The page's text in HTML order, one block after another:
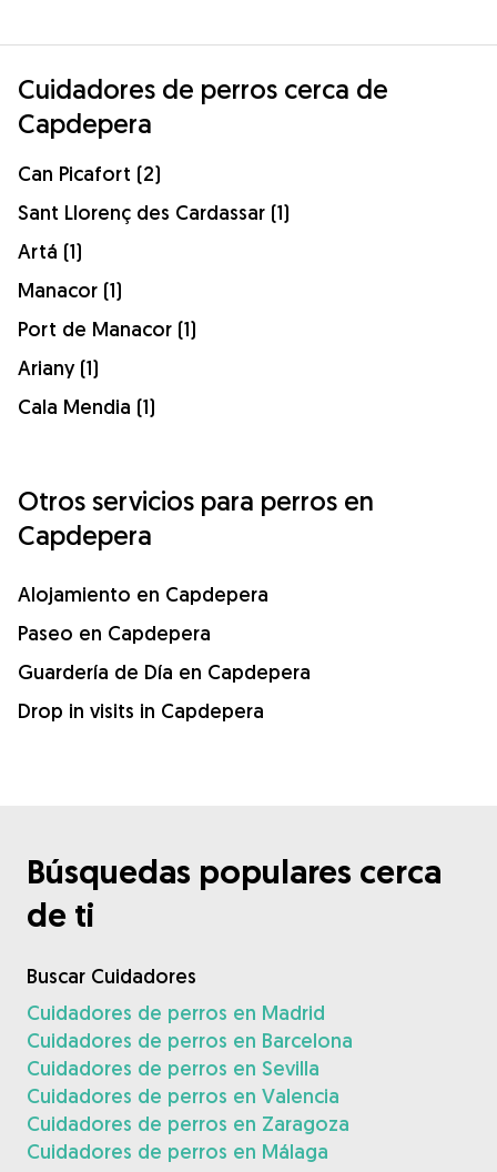
Cuidadores de perros cerca de
Capdepera
Can Picafort (2)
Sant Llorenç des Cardassar (1)
Artá (1)
Manacor (1)
Port de Manacor (1)
Ariany (1)
Cala Mendia (1)
Otros servicios para perros en
Capdepera
Alojamiento en Capdepera
Paseo en Capdepera
Guardería de Día en Capdepera
Drop in visits in Capdepera
Búsquedas populares cerca
de ti
Buscar Cuidadores
Cuidadores de perros en Madrid
Cuidadores de perros en Barcelona
Cuidadores de perros en Sevilla
Cuidadores de perros en Valencia
Cuidadores de perros en Zaragoza
Cuidadores de perros en Málaga